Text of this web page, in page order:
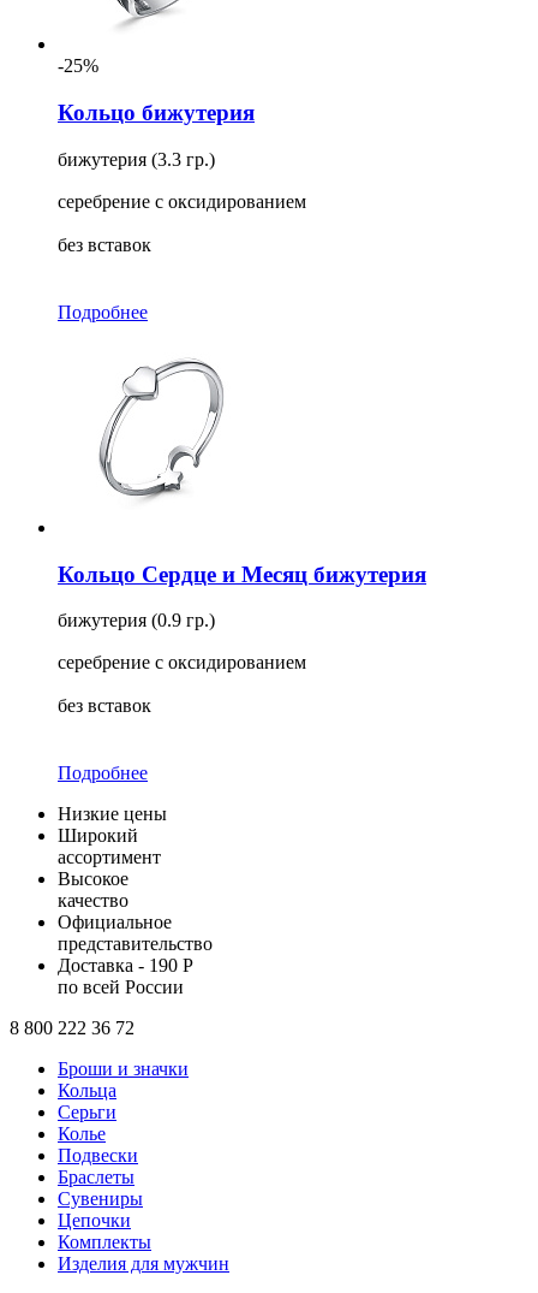
-25%
Кольцо бижутерия
бижутерия (3.3 гр.)
серебрение с оксидированием
без вставок
Подробнее
Кольцо Сердце и Месяц бижутерия
бижутерия (0.9 гр.)
серебрение с оксидированием
без вставок
Подробнее
Низкие цены
Широкий
ассортимент
Высокое
качество
Официальное
представительство
Доставка - 190 Р
по всей России
8 800 222 36 72
Броши и значки
Кольца
Серьги
Колье
Подвески
Браслеты
Сувениры
Цепочки
Комплекты
Изделия для мужчин